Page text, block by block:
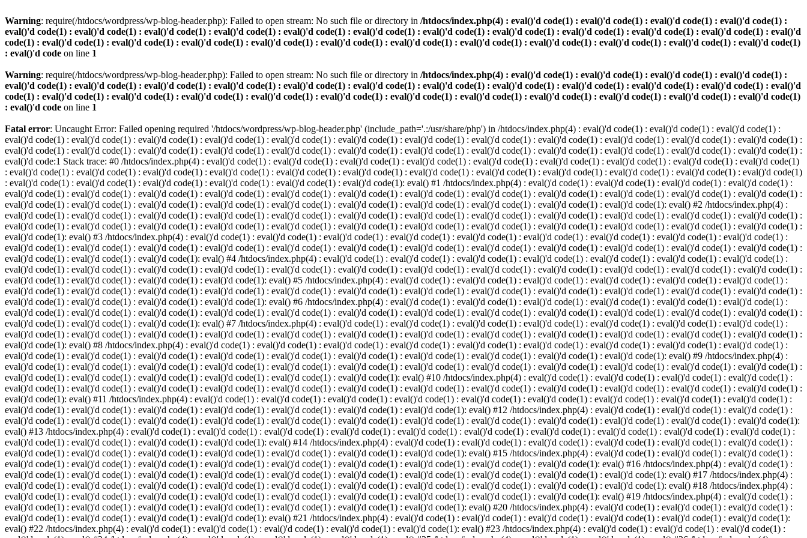
Warning: require(/htdocs/wordpress/wp-blog-header.php): Failed to open stream: No such file or directory in /htdocs/index.php(4) : eval()'d code(1) : eval()'d code(1) : eval()'d code(1) : eval()'d code(1) :
eval()'d code(1) : eval()'d code(1) : eval()'d code(1) : eval()'d code(1) : eval()'d code(1) : eval()'d code(1) : eval()'d code(1) : eval()'d code(1) : eval()'d code(1) : eval()'d code(1) : eval()'d code(1) : eval()'d
code(1) : eval()'d code(1) : eval()'d code(1) : eval()'d code(1) : eval()'d code(1) : eval()'d code(1) : eval()'d code(1) : eval()'d code(1) : eval()'d code(1) : eval()'d code(1) : eval()'d code(1) : eval()'d code(1)
: eval()'d code on line 1
Warning: require(/htdocs/wordpress/wp-blog-header.php): Failed to open stream: No such file or directory in /htdocs/index.php(4) : eval()'d code(1) : eval()'d code(1) : eval()'d code(1) : eval()'d code(1) :
eval()'d code(1) : eval()'d code(1) : eval()'d code(1) : eval()'d code(1) : eval()'d code(1) : eval()'d code(1) : eval()'d code(1) : eval()'d code(1) : eval()'d code(1) : eval()'d code(1) : eval()'d code(1) : eval()'d
code(1) : eval()'d code(1) : eval()'d code(1) : eval()'d code(1) : eval()'d code(1) : eval()'d code(1) : eval()'d code(1) : eval()'d code(1) : eval()'d code(1) : eval()'d code(1) : eval()'d code(1) : eval()'d code(1)
: eval()'d code on line 1
Fatal error: Uncaught Error: Failed opening required '/htdocs/wordpress/wp-blog-header.php' (include_path='.:/usr/share/php') in /htdocs/index.php(4) : eval()'d code(1) : eval()'d code(1) : eval()'d code(1) :
eval()'d code(1) : eval()'d code(1) : eval()'d code(1) : eval()'d code(1) : eval()'d code(1) : eval()'d code(1) : eval()'d code(1) : eval()'d code(1) : eval()'d code(1) : eval()'d code(1) : eval()'d code(1) : eval()'d code(1) :
eval()'d code(1) : eval()'d code(1) : eval()'d code(1) : eval()'d code(1) : eval()'d code(1) : eval()'d code(1) : eval()'d code(1) : eval()'d code(1) : eval()'d code(1) : eval()'d code(1) : eval()'d code(1) : eval()'d code(1) :
eval()'d code:1 Stack trace: #0 /htdocs/index.php(4) : eval()'d code(1) : eval()'d code(1) : eval()'d code(1) : eval()'d code(1) : eval()'d code(1) : eval()'d code(1) : eval()'d code(1) : eval()'d code(1) : eval()'d code(1)
: eval()'d code(1) : eval()'d code(1) : eval()'d code(1) : eval()'d code(1) : eval()'d code(1) : eval()'d code(1) : eval()'d code(1) : eval()'d code(1) : eval()'d code(1) : eval()'d code(1) : eval()'d code(1) : eval()'d code(1)
: eval()'d code(1) : eval()'d code(1) : eval()'d code(1) : eval()'d code(1) : eval()'d code(1) : eval()'d code(1): eval() #1 /htdocs/index.php(4) : eval()'d code(1) : eval()'d code(1) : eval()'d code(1) : eval()'d code(1) :
eval()'d code(1) : eval()'d code(1) : eval()'d code(1) : eval()'d code(1) : eval()'d code(1) : eval()'d code(1) : eval()'d code(1) : eval()'d code(1) : eval()'d code(1) : eval()'d code(1) : eval()'d code(1) : eval()'d code(1) :
eval()'d code(1) : eval()'d code(1) : eval()'d code(1) : eval()'d code(1) : eval()'d code(1) : eval()'d code(1) : eval()'d code(1) : eval()'d code(1) : eval()'d code(1) : eval()'d code(1): eval() #2 /htdocs/index.php(4) :
eval()'d code(1) : eval()'d code(1) : eval()'d code(1) : eval()'d code(1) : eval()'d code(1) : eval()'d code(1) : eval()'d code(1) : eval()'d code(1) : eval()'d code(1) : eval()'d code(1) : eval()'d code(1) : eval()'d code(1) :
eval()'d code(1) : eval()'d code(1) : eval()'d code(1) : eval()'d code(1) : eval()'d code(1) : eval()'d code(1) : eval()'d code(1) : eval()'d code(1) : eval()'d code(1) : eval()'d code(1) : eval()'d code(1) : eval()'d code(1) :
eval()'d code(1): eval() #3 /htdocs/index.php(4) : eval()'d code(1) : eval()'d code(1) : eval()'d code(1) : eval()'d code(1) : eval()'d code(1) : eval()'d code(1) : eval()'d code(1) : eval()'d code(1) : eval()'d code(1) :
eval()'d code(1) : eval()'d code(1) : eval()'d code(1) : eval()'d code(1) : eval()'d code(1) : eval()'d code(1) : eval()'d code(1) : eval()'d code(1) : eval()'d code(1) : eval()'d code(1) : eval()'d code(1) : eval()'d code(1) :
eval()'d code(1) : eval()'d code(1) : eval()'d code(1): eval() #4 /htdocs/index.php(4) : eval()'d code(1) : eval()'d code(1) : eval()'d code(1) : eval()'d code(1) : eval()'d code(1) : eval()'d code(1) : eval()'d code(1) :
eval()'d code(1) : eval()'d code(1) : eval()'d code(1) : eval()'d code(1) : eval()'d code(1) : eval()'d code(1) : eval()'d code(1) : eval()'d code(1) : eval()'d code(1) : eval()'d code(1) : eval()'d code(1) : eval()'d code(1) :
eval()'d code(1) : eval()'d code(1) : eval()'d code(1) : eval()'d code(1): eval() #5 /htdocs/index.php(4) : eval()'d code(1) : eval()'d code(1) : eval()'d code(1) : eval()'d code(1) : eval()'d code(1) : eval()'d code(1) :
eval()'d code(1) : eval()'d code(1) : eval()'d code(1) : eval()'d code(1) : eval()'d code(1) : eval()'d code(1) : eval()'d code(1) : eval()'d code(1) : eval()'d code(1) : eval()'d code(1) : eval()'d code(1) : eval()'d code(1) :
eval()'d code(1) : eval()'d code(1) : eval()'d code(1) : eval()'d code(1): eval() #6 /htdocs/index.php(4) : eval()'d code(1) : eval()'d code(1) : eval()'d code(1) : eval()'d code(1) : eval()'d code(1) : eval()'d code(1) :
eval()'d code(1) : eval()'d code(1) : eval()'d code(1) : eval()'d code(1) : eval()'d code(1) : eval()'d code(1) : eval()'d code(1) : eval()'d code(1) : eval()'d code(1) : eval()'d code(1) : eval()'d code(1) : eval()'d code(1) :
eval()'d code(1) : eval()'d code(1) : eval()'d code(1): eval() #7 /htdocs/index.php(4) : eval()'d code(1) : eval()'d code(1) : eval()'d code(1) : eval()'d code(1) : eval()'d code(1) : eval()'d code(1) : eval()'d code(1) :
eval()'d code(1) : eval()'d code(1) : eval()'d code(1) : eval()'d code(1) : eval()'d code(1) : eval()'d code(1) : eval()'d code(1) : eval()'d code(1) : eval()'d code(1) : eval()'d code(1) : eval()'d code(1) : eval()'d code(1) :
eval()'d code(1): eval() #8 /htdocs/index.php(4) : eval()'d code(1) : eval()'d code(1) : eval()'d code(1) : eval()'d code(1) : eval()'d code(1) : eval()'d code(1) : eval()'d code(1) : eval()'d code(1) : eval()'d code(1) :
eval()'d code(1) : eval()'d code(1) : eval()'d code(1) : eval()'d code(1) : eval()'d code(1) : eval()'d code(1) : eval()'d code(1) : eval()'d code(1) : eval()'d code(1) : eval()'d code(1): eval() #9 /htdocs/index.php(4) :
eval()'d code(1) : eval()'d code(1) : eval()'d code(1) : eval()'d code(1) : eval()'d code(1) : eval()'d code(1) : eval()'d code(1) : eval()'d code(1) : eval()'d code(1) : eval()'d code(1) : eval()'d code(1) : eval()'d code(1) :
eval()'d code(1) : eval()'d code(1) : eval()'d code(1) : eval()'d code(1) : eval()'d code(1) : eval()'d code(1): eval() #10 /htdocs/index.php(4) : eval()'d code(1) : eval()'d code(1) : eval()'d code(1) : eval()'d code(1) :
eval()'d code(1) : eval()'d code(1) : eval()'d code(1) : eval()'d code(1) : eval()'d code(1) : eval()'d code(1) : eval()'d code(1) : eval()'d code(1) : eval()'d code(1) : eval()'d code(1) : eval()'d code(1) : eval()'d code(1) :
eval()'d code(1): eval() #11 /htdocs/index.php(4) : eval()'d code(1) : eval()'d code(1) : eval()'d code(1) : eval()'d code(1) : eval()'d code(1) : eval()'d code(1) : eval()'d code(1) : eval()'d code(1) : eval()'d code(1) :
eval()'d code(1) : eval()'d code(1) : eval()'d code(1) : eval()'d code(1) : eval()'d code(1) : eval()'d code(1) : eval()'d code(1): eval() #12 /htdocs/index.php(4) : eval()'d code(1) : eval()'d code(1) : eval()'d code(1) :
eval()'d code(1) : eval()'d code(1) : eval()'d code(1) : eval()'d code(1) : eval()'d code(1) : eval()'d code(1) : eval()'d code(1) : eval()'d code(1) : eval()'d code(1) : eval()'d code(1) : eval()'d code(1) : eval()'d code(1):
eval() #13 /htdocs/index.php(4) : eval()'d code(1) : eval()'d code(1) : eval()'d code(1) : eval()'d code(1) : eval()'d code(1) : eval()'d code(1) : eval()'d code(1) : eval()'d code(1) : eval()'d code(1) : eval()'d code(1) :
eval()'d code(1) : eval()'d code(1) : eval()'d code(1) : eval()'d code(1): eval() #14 /htdocs/index.php(4) : eval()'d code(1) : eval()'d code(1) : eval()'d code(1) : eval()'d code(1) : eval()'d code(1) : eval()'d code(1) :
eval()'d code(1) : eval()'d code(1) : eval()'d code(1) : eval()'d code(1) : eval()'d code(1) : eval()'d code(1) : eval()'d code(1): eval() #15 /htdocs/index.php(4) : eval()'d code(1) : eval()'d code(1) : eval()'d code(1) :
eval()'d code(1) : eval()'d code(1) : eval()'d code(1) : eval()'d code(1) : eval()'d code(1) : eval()'d code(1) : eval()'d code(1) : eval()'d code(1) : eval()'d code(1): eval() #16 /htdocs/index.php(4) : eval()'d code(1) :
eval()'d code(1) : eval()'d code(1) : eval()'d code(1) : eval()'d code(1) : eval()'d code(1) : eval()'d code(1) : eval()'d code(1) : eval()'d code(1) : eval()'d code(1) : eval()'d code(1): eval() #17 /htdocs/index.php(4) :
eval()'d code(1) : eval()'d code(1) : eval()'d code(1) : eval()'d code(1) : eval()'d code(1) : eval()'d code(1) : eval()'d code(1) : eval()'d code(1) : eval()'d code(1) : eval()'d code(1): eval() #18 /htdocs/index.php(4) :
eval()'d code(1) : eval()'d code(1) : eval()'d code(1) : eval()'d code(1) : eval()'d code(1) : eval()'d code(1) : eval()'d code(1) : eval()'d code(1) : eval()'d code(1): eval() #19 /htdocs/index.php(4) : eval()'d code(1) :
eval()'d code(1) : eval()'d code(1) : eval()'d code(1) : eval()'d code(1) : eval()'d code(1) : eval()'d code(1) : eval()'d code(1): eval() #20 /htdocs/index.php(4) : eval()'d code(1) : eval()'d code(1) : eval()'d code(1) :
eval()'d code(1) : eval()'d code(1) : eval()'d code(1) : eval()'d code(1): eval() #21 /htdocs/index.php(4) : eval()'d code(1) : eval()'d code(1) : eval()'d code(1) : eval()'d code(1) : eval()'d code(1) : eval()'d code(1):
eval() #22 /htdocs/index.php(4) : eval()'d code(1) : eval()'d code(1) : eval()'d code(1) : eval()'d code(1) : eval()'d code(1): eval() #23 /htdocs/index.php(4) : eval()'d code(1) : eval()'d code(1) : eval()'d code(1) :